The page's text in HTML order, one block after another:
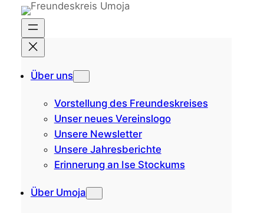
Inhalt
springen
Über uns
Vorstellung des Freundeskreises
Unser neues Vereinslogo
Unsere Newsletter
Unsere Jahresberichte
Erinnerung an Ise Stockums
Über Umoja